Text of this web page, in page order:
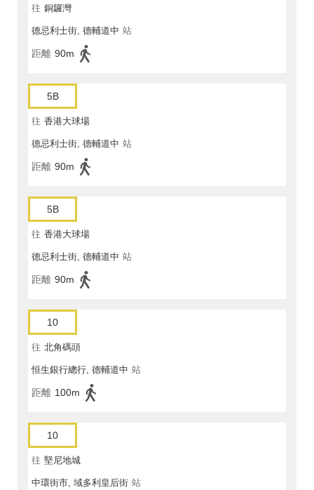
往 銅鑼灣
德忌利士街, 德輔道中 站
距離 90m
5B
往 香港大球場
德忌利士街, 德輔道中 站
距離 90m
5B
往 香港大球場
德忌利士街, 德輔道中 站
距離 90m
10
往 北角碼頭
恒生銀行總行, 德輔道中 站
距離 100m
10
往 堅尼地城
中環街市, 域多利皇后街 站